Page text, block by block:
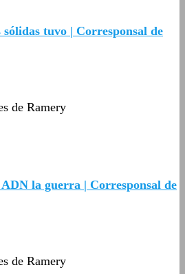
tuvo | Corresponsal de
de Ramery
la guerra | Corresponsal de
de Ramery